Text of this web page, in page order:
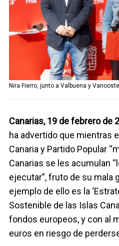
Nira Fierro, junto a Valbuena y
Canarias, 19 de febrero de
ha advertido que mientras
Canaria y Partido Popular
Canarias se les acumulan
ejecutar”, fruto de su mala
ejemplo de ello es la
Sostenible de las Islas
fondos europeos, y con al
euros en riesgo de